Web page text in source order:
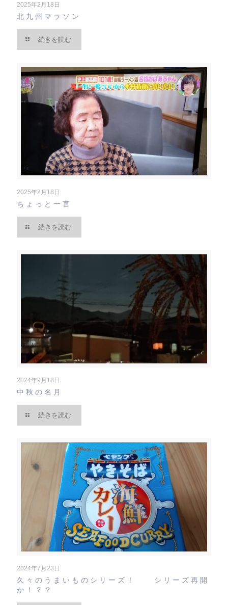
2025年2月18日
北九州マラソン
続きを読む
2025年2月18日
ちょっと一言
続きを読む
2024年9月18日
中秋の名月
続きを読む
2024年7月23日
久々のうまいものシリーズ！ シリーズ再開
か！？？